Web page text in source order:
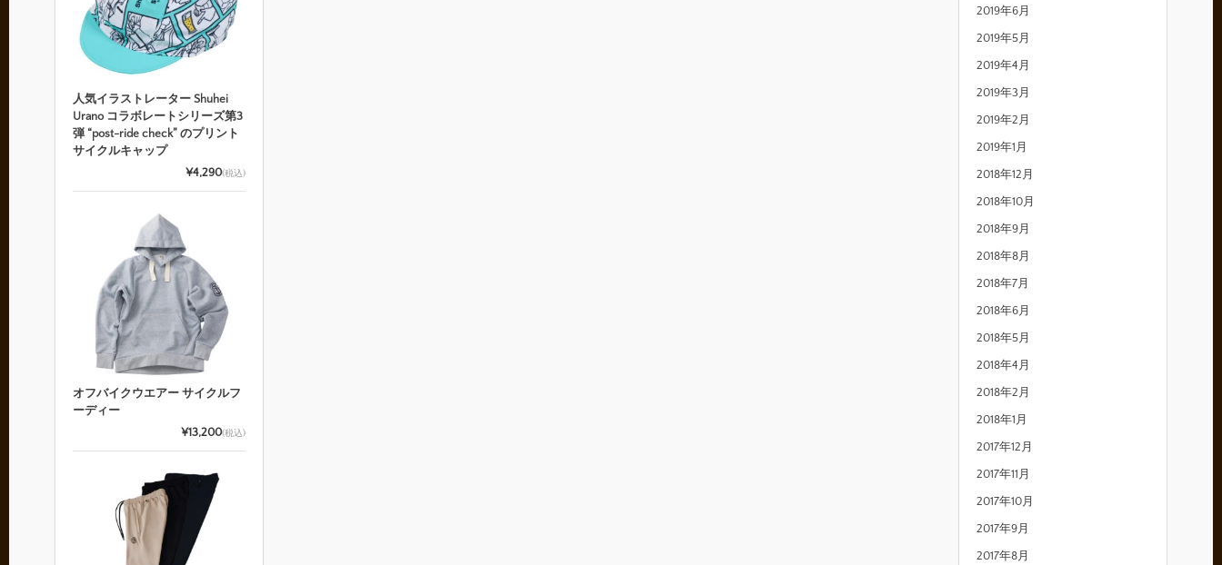
2019年6月
2019年5月
2019年4月
2019年3月
2019年2月
2019年1月
2018年12月
2018年10月
2018年9月
2018年8月
2018年7月
2018年6月
2018年5月
2018年4月
2018年2月
2018年1月
2017年12月
2017年11月
2017年10月
2017年9月
2017年8月
人気イラストレーター Shuhei
Urano コラボレートシリーズ第3
弾 “post-ride check” のプリント
サイクルキャップ
¥4,290(税込)
オフバイクウエアー サイクルフ
ーディー
¥13,200(税込)